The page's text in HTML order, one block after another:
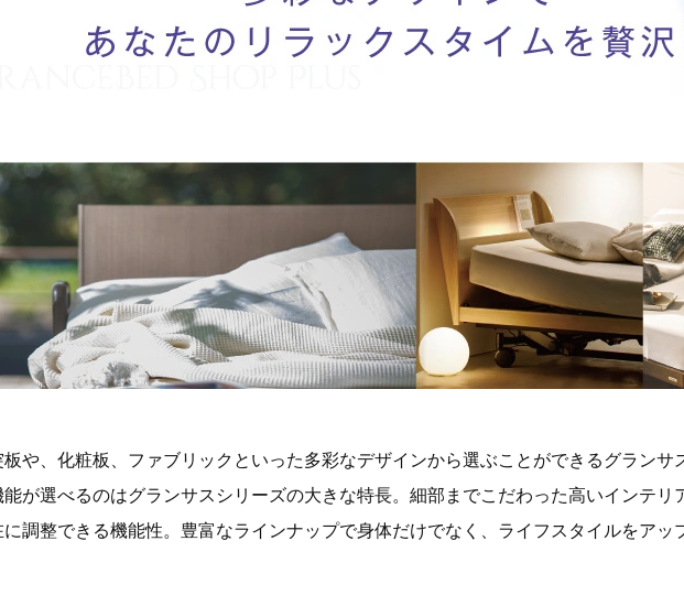
板や、化粧板、ファブリックといった多彩なデザインから選ぶことができるグランサ
能が選べるのはグランサスシリーズの大きな特長。細部までこだわった高いインテリ
に調整できる機能性。豊富なラインナップで身体だけでなく、ライフスタイルをアッ